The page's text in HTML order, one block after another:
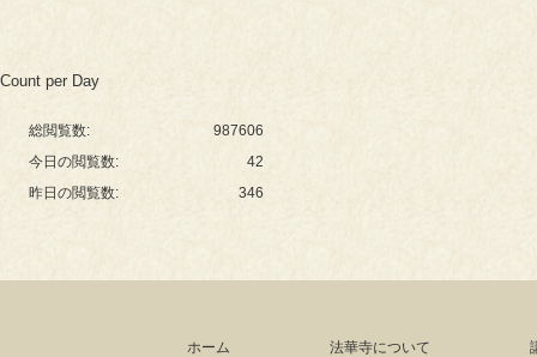
Count per Day
987606
総閲覧数:
42
今日の閲覧数:
346
昨日の閲覧数:
ホーム
法華寺について